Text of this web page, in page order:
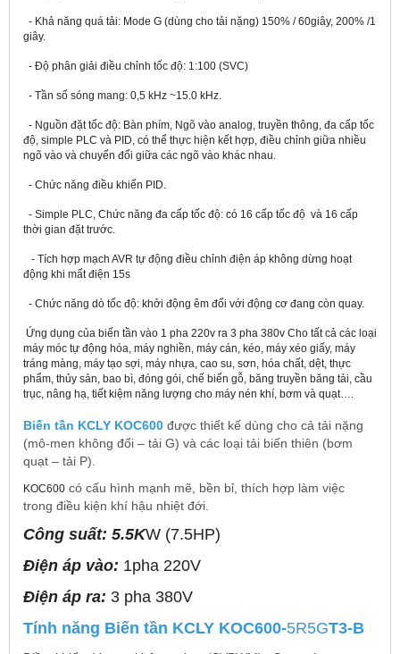
- Khả năng quá tải: Mode G (dùng cho tải nặng) 150% / 60giây, 200% /1
giây.
- Độ phân giải điều chỉnh tốc độ: 1:100 (SVC)
- Tần số sóng mang: 0,5 kHz ~15.0 kHz.
- Nguồn đặt tốc độ: Bàn phím, Ngõ vào analog, truyền thông, đa cấp tốc
độ, simple PLC và PID, có thể thực hiện kết hợp, điều chỉnh giữa nhiều
ngõ vào và chuyển đổi giữa các ngõ vào khác nhau.
- Chức năng điều khiển PID.
- Simple PLC, Chức năng đa cấp tốc độ: có 16 cấp tốc độ và 16 cấp
thời gian đặt trước.
- Tích hợp mạch AVR tự động điều chỉnh điện áp không dừng hoạt
động khi mất điện 15s
- Chức năng dò tốc độ: khởi động êm đối với động cơ đang còn quay.
Ứng dụng của biến tần vào 1 pha 220v ra 3 pha 380v Cho tất cả các loại
máy móc tự động hóa, máy nghiền, máy cán, kéo, máy xéo giấy, máy
tráng màng, máy tạo sợi, máy nhựa, cao su, sơn, hóa chất, dệt, thực
phẩm, thủy sản, bao bì, đóng gói, chế biến gỗ, băng truyền băng tải, cầu
trục, nâng hạ, tiết kiệm năng lượng cho máy nén khí, bơm và quạt….
Biến tần KCLY KOC600 được thiết kế dùng cho cả tải nặng
(mô-men không đổi – tải G) và các loại tải biến thiên (bơm
quạt – tải P).
KOC600 có cấu hình mạnh mẽ, bền bỉ, thích hợp làm việc
trong điều kiện khí hậu nhiệt đới.
Công suất: 5.5KW (7.5HP)
Điện áp vào: 1pha 220V
Điện áp ra: 3 pha 380V
Tính năng Biến tần KCLY KOC600-5R5GT3-B